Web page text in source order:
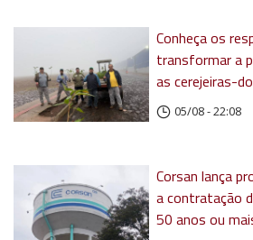
Conheça os
transformar a
as cerejeiras-
05/08 - 22:08
Corsan lança
a contratação
50 anos ou